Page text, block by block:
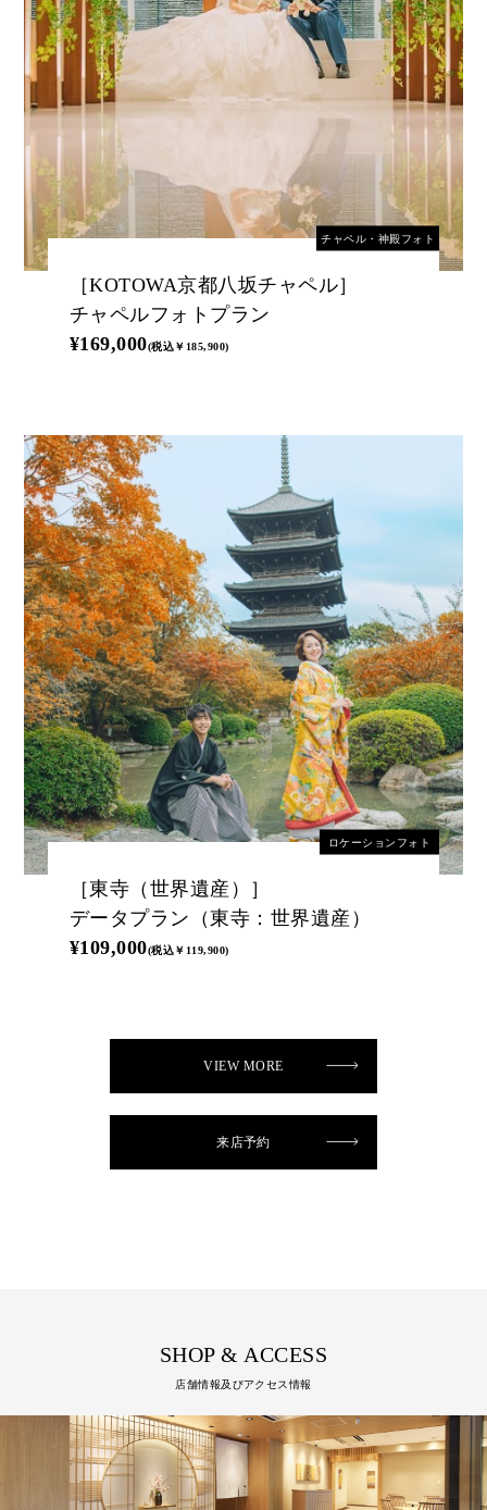
［KOTOWA京都八坂チャペル］
チャペルフォトプラン
¥169,000(税込￥185,900)
チャペル・神殿フォト
［東寺（世界遺産）］
データプラン（東寺：世界遺産）
¥109,000(税込￥119,900)
ロケーションフォト
VIEW MORE
来店予約
SHOP & ACCESS
店舗情報及びアクセス情報